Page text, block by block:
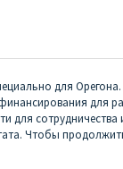
для Орегона.
для
для сотрудничества
Чтобы